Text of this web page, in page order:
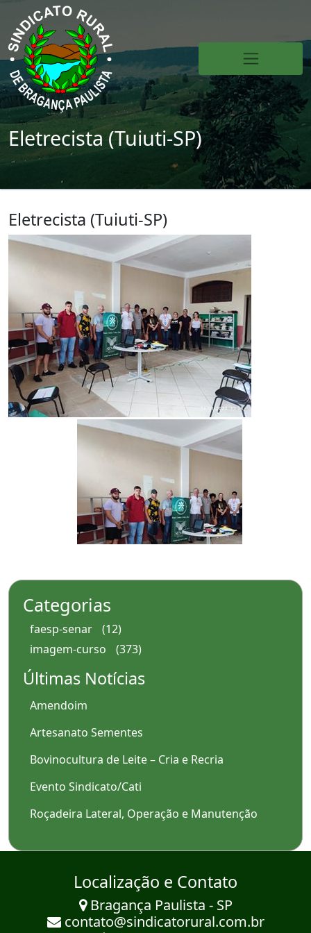
Eletrecista (Tuiuti-SP)
Eletrecista (Tuiuti-SP)
Categorias
faesp-senar
(12)
imagem-curso
(373)
Últimas Notícias
Amendoim
Artesanato Sementes
Bovinocultura de Leite – Cria e Recria
Evento Sindicato/Cati
Roçadeira Lateral, Operação e Manutenção
Localização e Contato
Bragança Paulista - SP
contato@sindicatorural.com.br